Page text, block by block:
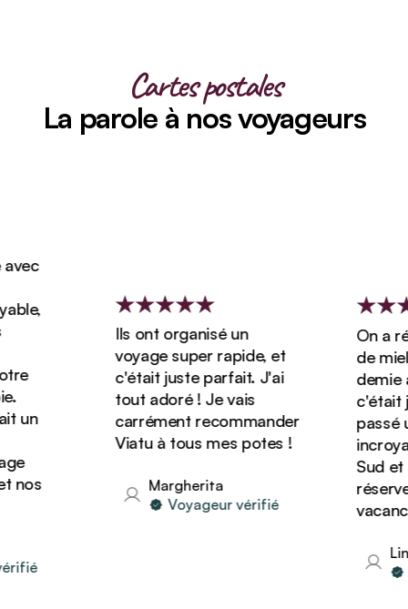
Cartes postales
La parole à nos voyageurs
Ils ont organisé un
voyage super rapide, et
c'était juste parfait. J'ai
tout adoré ! Je vais
carrément recommander
Viatu à tous mes potes !
Margherita
Voyageur vérifié
On a
de miel
demie
c'était
passé
Sud et